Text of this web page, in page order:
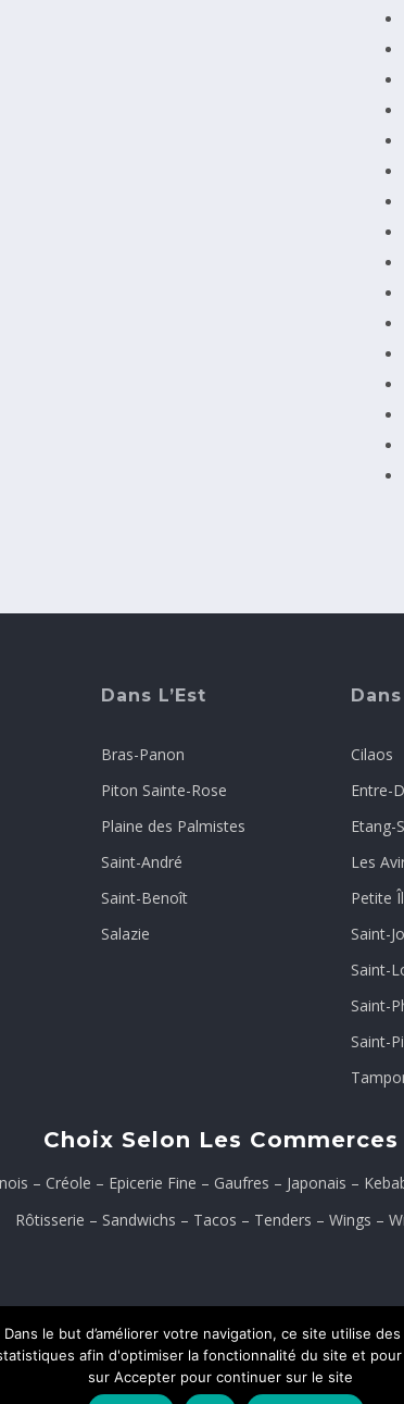
Dans L’Est
Bras-Panon
Piton Sainte-Rose
Plaine des Palmistes
Saint-André
Saint-Benoît
Salazie
Cilaos
Entre-
Etang-
Les
Petite
Saint-
Saint-
Saint-
Saint-
Choix Selon Les Commerces
– Créole – Epicerie Fine – Gaufres – Japonais –
Rôtisserie – Sandwichs – Tacos – Tenders – Wings –
Contact
le but d’améliorer votre navigation, ce site utilise
afin d'optimiser la fonctionnalité du site et
sur Accepter pour continuer sur le site